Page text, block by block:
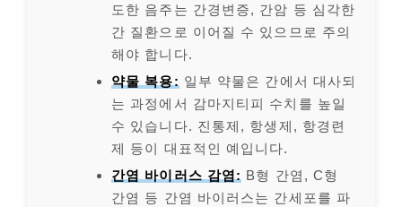
도한 음주는 간경변증, 간암 등 심각한
간 질환으로 이어질 수 있으므로 주의
해야 합니다.
약물 복용:일부 약물은 간에서 대사되
는 과정에서 감마지티피 수치를 높일
수 있습니다. 진통제, 항생제, 항경련
제 등이 대표적인 예입니다.
간염 바이러스 감염: B형 간염, C형
간염 등 간염 바이러스는 간세포를 파